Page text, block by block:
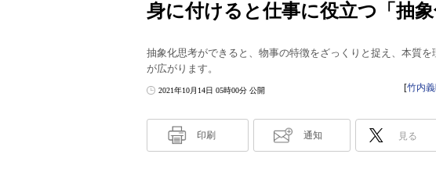
身に付けると仕事に役立つ「抽
抽象化思考ができると、物事の特徴をざっくりと捉え、本質
が広がります。
2021年10月14日 05時00分 公開 [竹内
印刷 通知 見る